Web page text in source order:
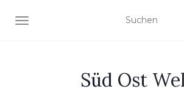
NAVIGATION UMSCHALTEN
Süd Ost